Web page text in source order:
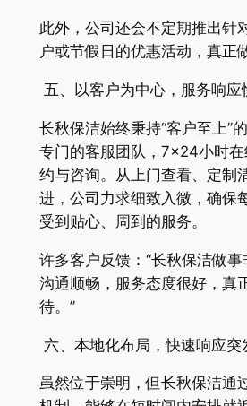
此外，公司还会不定期推出针
户或节假日的优惠活动，真正
五、以客户为中心，服务响应
长秋保洁始终秉持“客户至上”
专门的客服团队，7×24小时
约与咨询。从上门查看、定制
进，公司力求细致入微，确保
受到贴心、周到的服务。
许多客户反馈：“长秋保洁做事
沟通顺畅，服务态度很好，真
待。”
六、本地化布局，快速响应突
虽然位于崇明，但长秋保洁通